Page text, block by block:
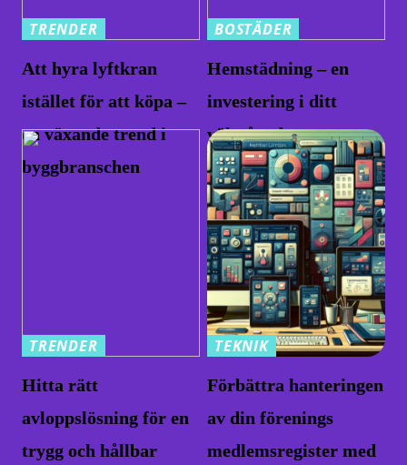
TRENDER
Att hyra lyftkran
istället för att köpa –
en växande trend i
byggbranschen
BOSTÄDER
Hemstädning – en
investering i ditt
välmående
TRENDER
Hitta rätt
avloppslösning för en
trygg och hållbar
TEKNIK
Förbättra hanteringen
av din förenings
medlemsregister med